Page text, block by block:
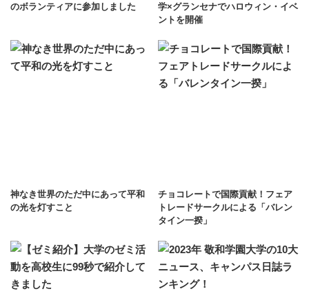
のボランティアに参加しました
学×グランセナでハロウィン・イベ
ントを開催
神なき世界のただ中にあって平和
の光を灯すこと
チョコレートで国際貢献！フェア
トレードサークルによる「バレン
タイン一揆」